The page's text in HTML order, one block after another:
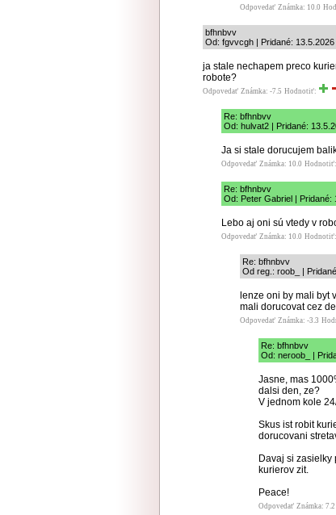
Odpovedať Známka: 10.0
bfhnbvv
Od: fgvvcgh | Pridané: 13.5.2026
ja stale nechapem preco
robote?
Odpovedať Známka: -7.5 Hodnotiť:
Re: bfhnbvv
Od: hulvat2 | Pridané:
Ja si stale dorucujem
Odpovedať Známka: 10.0 Hodnotiť:
Re: bfhnbvv
Od: Peter Gabriel | Pridané:
Lebo aj oni sú vtedy v
Odpovedať Známka: 10.0 Hodnotiť:
Re: bfhnbvv
Od reg.: roob_ |
lenze oni by mali byt
mali dorucovat cez
Odpovedať Známka: -3.3
Re: bfhnbvv
Od: neroob_ |
Jasne, mas
dalsi den, ze?
V jednom kole
Skus ist robit
dorucovani
Davaj si
kurierov zit.
Peace!
Odpovedať Známka: 7.2